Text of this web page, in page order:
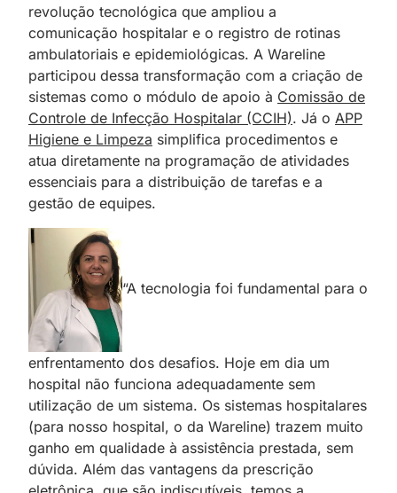
revolução tecnológica que ampliou a
comunicação hospitalar e o registro de rotinas
ambulatoriais e epidemiológicas. A Wareline
participou dessa transformação com a criação de
sistemas como o módulo de apoio à Comissão de
Controle de Infecção Hospitalar (CCIH). Já o APP
Higiene e Limpeza simplifica procedimentos e
atua diretamente na programação de atividades
essenciais para a distribuição de tarefas e a
gestão de equipes.
“A tecnologia foi fundamental para o
enfrentamento dos desafios. Hoje em dia um
hospital não funciona adequadamente sem
utilização de um sistema. Os sistemas hospitalares
(para nosso hospital, o da Wareline) trazem muito
ganho em qualidade à assistência prestada, sem
dúvida. Além das vantagens da prescrição